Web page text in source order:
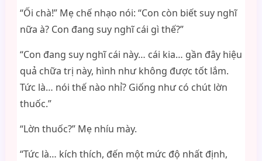
“Ối chà!” Mẹ chế nhạo nói: “Con còn biết suy nghĩ
nữa à? Con đang suy nghĩ cái gì thế?”
“Con đang suy nghĩ cái này… cái kia… gần đây hiệu
quả chữa trị này, hình như không được tốt lắm.
Tức là… nói thế nào nhỉ? Giống như có chút lờn
thuốc.”
“Lờn thuốc?” Mẹ nhíu mày.
“Tức là… kích thích, đến một mức độ nhất định,